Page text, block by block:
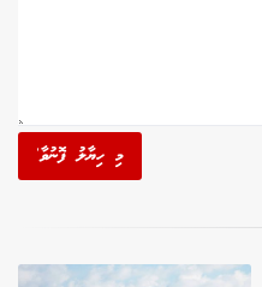
މި ހިޔާލު ފޮނުވާ'